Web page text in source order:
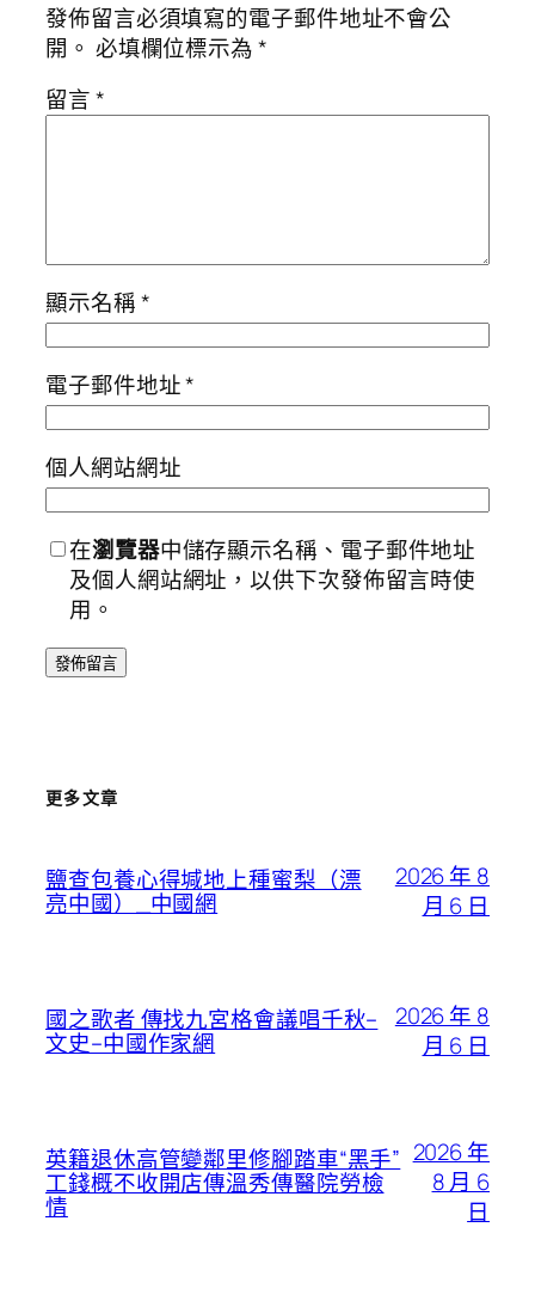
發佈留言必須填寫的電子郵件地址不會公
開。 必填欄位標示為*
留言*
顯示名稱*
電子郵件地址*
個人網站網址
在瀏覽器中儲存顯示名稱、電子郵件地址
及個人網站網址，以供下次發佈留言時使
用。
更多文章
鹽查包養心得堿地上種蜜梨（漂
亮中國）_中國網
2026 年 8
月 6 日
國之歌者 傳找九宮格會議唱千秋–
文史–中國作家網
2026 年 8
月 6 日
英籍退休高管變鄰里修腳踏車“黑手”
工錢概不收開店傳溫秀傳醫院勞檢
情
2026 年
8 月 6
日